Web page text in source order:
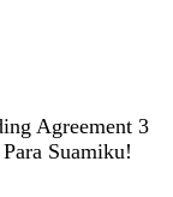
Agreement 3
Suamiku!